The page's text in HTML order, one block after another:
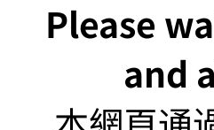
Please
and